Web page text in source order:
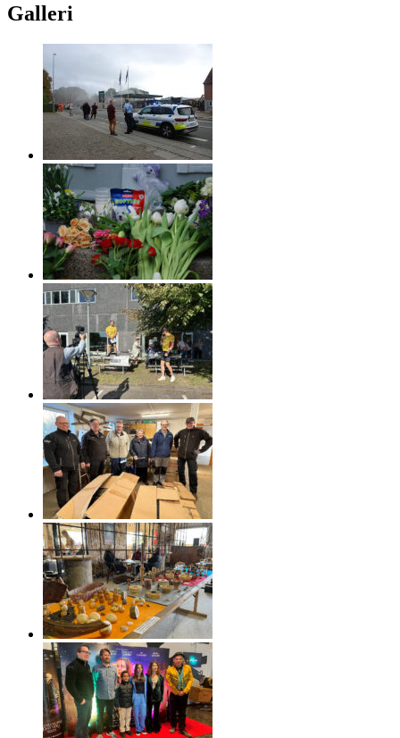
Galleri